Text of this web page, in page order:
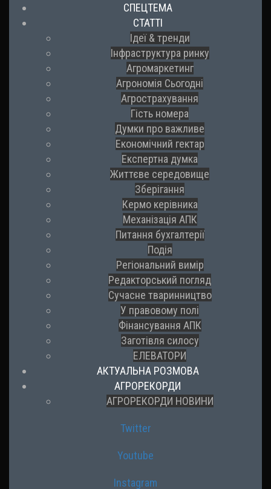
СПЕЦТЕМА
СТАТТІ
Ідеї & тренди
Інфраструктура ринку
Агромаркетинг
Агрономія Сьогодні
Агрострахування
Гість номера
Думки про важливе
Економічний гектар
Експертна думка
Життєве середовище
Зберігання
Кермо керівника
Механізація АПК
Питання бухгалтерії
Подія
Регіональний вимір
Редакторський погляд
Сучасне тваринництво
У правовому полі
Фінансування АПК
Заготівля силосу
ЕЛЕВАТОРИ
АКТУАЛЬНА РОЗМОВА
АГРОРЕКОРДИ
АГРОРЕКОРДИ НОВИНИ
Twitter
Youtube
Instagram